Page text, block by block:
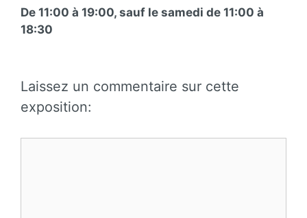
De 11:00 à 19:00, sauf le samedi de 11:00 à
18:30
Laissez un commentaire sur cette
exposition: